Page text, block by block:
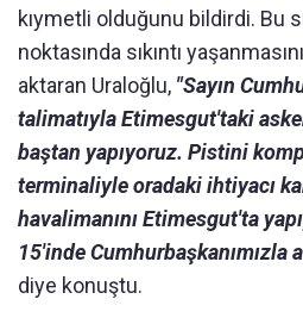
kıymetli olduğunu bildirdi. Bu
noktasında sıkıntı
aktaran Uraloğlu, "Sayın
talimatıyla Etimesgut'taki
baştan yapıyoruz. Pistini
terminaliyle oradaki ihtiyacı
havalimanını Etimesgut'ta
15'inde Cumhurbaşkanımızla
diye konuştu.